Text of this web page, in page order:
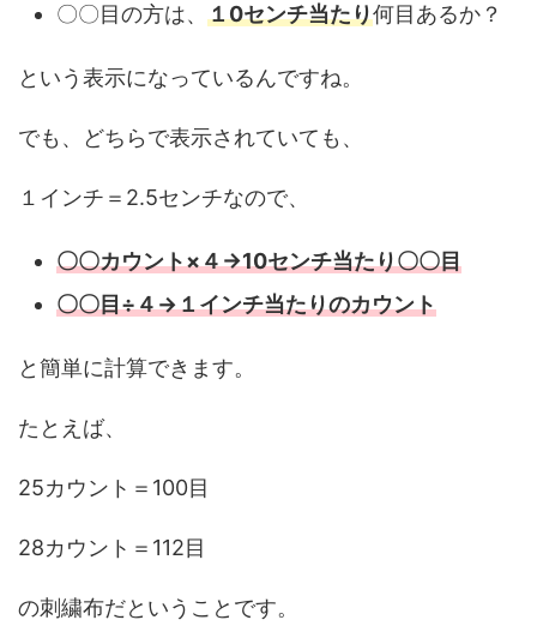
〇〇目の方は、 １0センチ当たり何目あるか？
という表示になっているんですね。
でも、どちらで表示されていても、
１インチ＝2.5センチなので、
〇〇カウント×４→10センチ当たり〇〇目
〇〇目÷４→１インチ当たりのカウント
と簡単に計算できます。
たとえば、
25カウント＝100目
28カウント＝112目
の刺繍布だということです。